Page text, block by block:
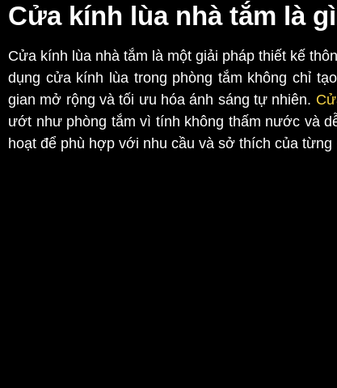
Cửa kính lùa nhà tắm là
Cửa kính lùa nhà tắm là một giải pháp thiết kế
dụng cửa kính lùa trong phòng tắm không chỉ
gian mở rộng và tối ưu hóa ánh sáng tự nhiên.
ướt như phòng tắm vì tính không thấm nước và
hoạt để phù hợp với nhu cầu và sở thích của từng